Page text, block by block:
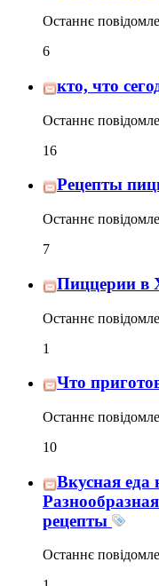
Останнє
6
кто, что
Останнє
16
Рецепты
Останнє
7
Пиццерии в
Останнє
1
Что
Останнє
10
Вкусная
рецепты
Останнє